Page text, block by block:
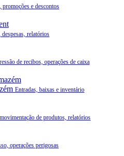
promoções e descontos
despesas, relatórios
de recibos, operações de caixa
Entradas, baixas e inventário
de produtos, relatórios
operações perigosas